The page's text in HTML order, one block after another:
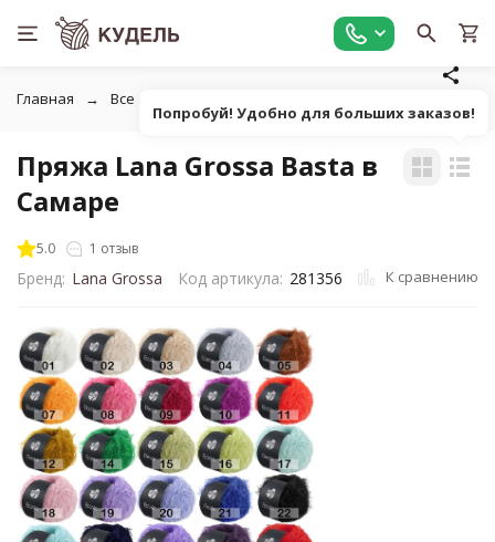
Главная Все для вязания
Пряжа Lana Grossa Basta в
Самаре
5.0 1 отзыв
Бренд: Lana Grossa Код артикула: 281356 К сравнению
Попробуй! Удобно для больших заказов!